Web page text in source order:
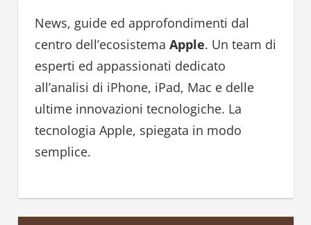
News, guide ed approfondimenti dal
centro dell’ecosistema Apple. Un team di
esperti ed appassionati dedicato
all’analisi di iPhone, iPad, Mac e delle
ultime innovazioni tecnologiche. La
tecnologia Apple, spiegata in modo
semplice.